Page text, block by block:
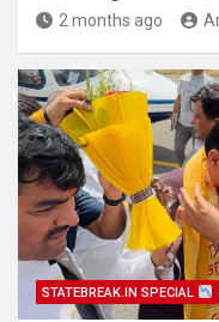
2 months ago
STATEBREAK.IN SPECIAL